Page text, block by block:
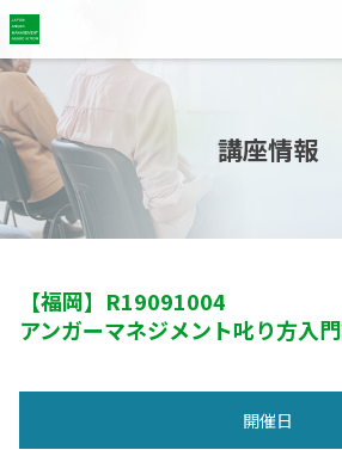
講座情報
【福岡】 R19091004
アンガーマネジメント叱り方入
開催日